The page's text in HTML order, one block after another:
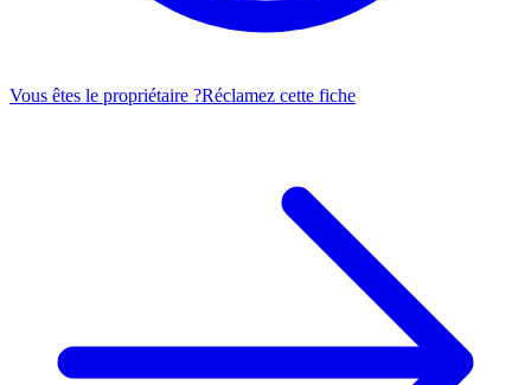
Vous êtes le propriétaire ?Réclamez cette fiche